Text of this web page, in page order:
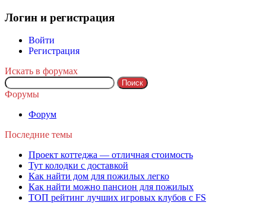
Логин и регистрация
Войти
Регистрация
Искать в форумах
Поиск:
Форумы
Форум
Последние темы
Проект коттеджа — отличная стоимость
Тут колодки с доставкой
Как найти дом для пожилых легко
Как найти можно пансион для пожилых
ТОП рейтинг лучших игровых клубов с FS